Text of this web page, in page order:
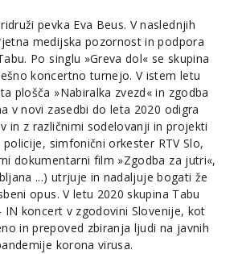
pevka Eva Beus. V naslednjih
medijska pozornost in podpora
Po singlu »Greva dol« se skupina
koncertno turnejo. V istem letu
plošča »Nabiralka zvezd« in zgodba
v novi zasedbi do leta 2020 odigra
in z različnimi sodelovanji in projekti
simfonični orkester RTV Slo,
dokumentarni film »Zgodba za jutri«,
...) utrjuje in nadaljuje bogati že
opus. V letu 2020 skupina Tabu
IN koncert v zgodovini Slovenije, kot
in prepoved zbiranja ljudi na javnih
korona virusa.